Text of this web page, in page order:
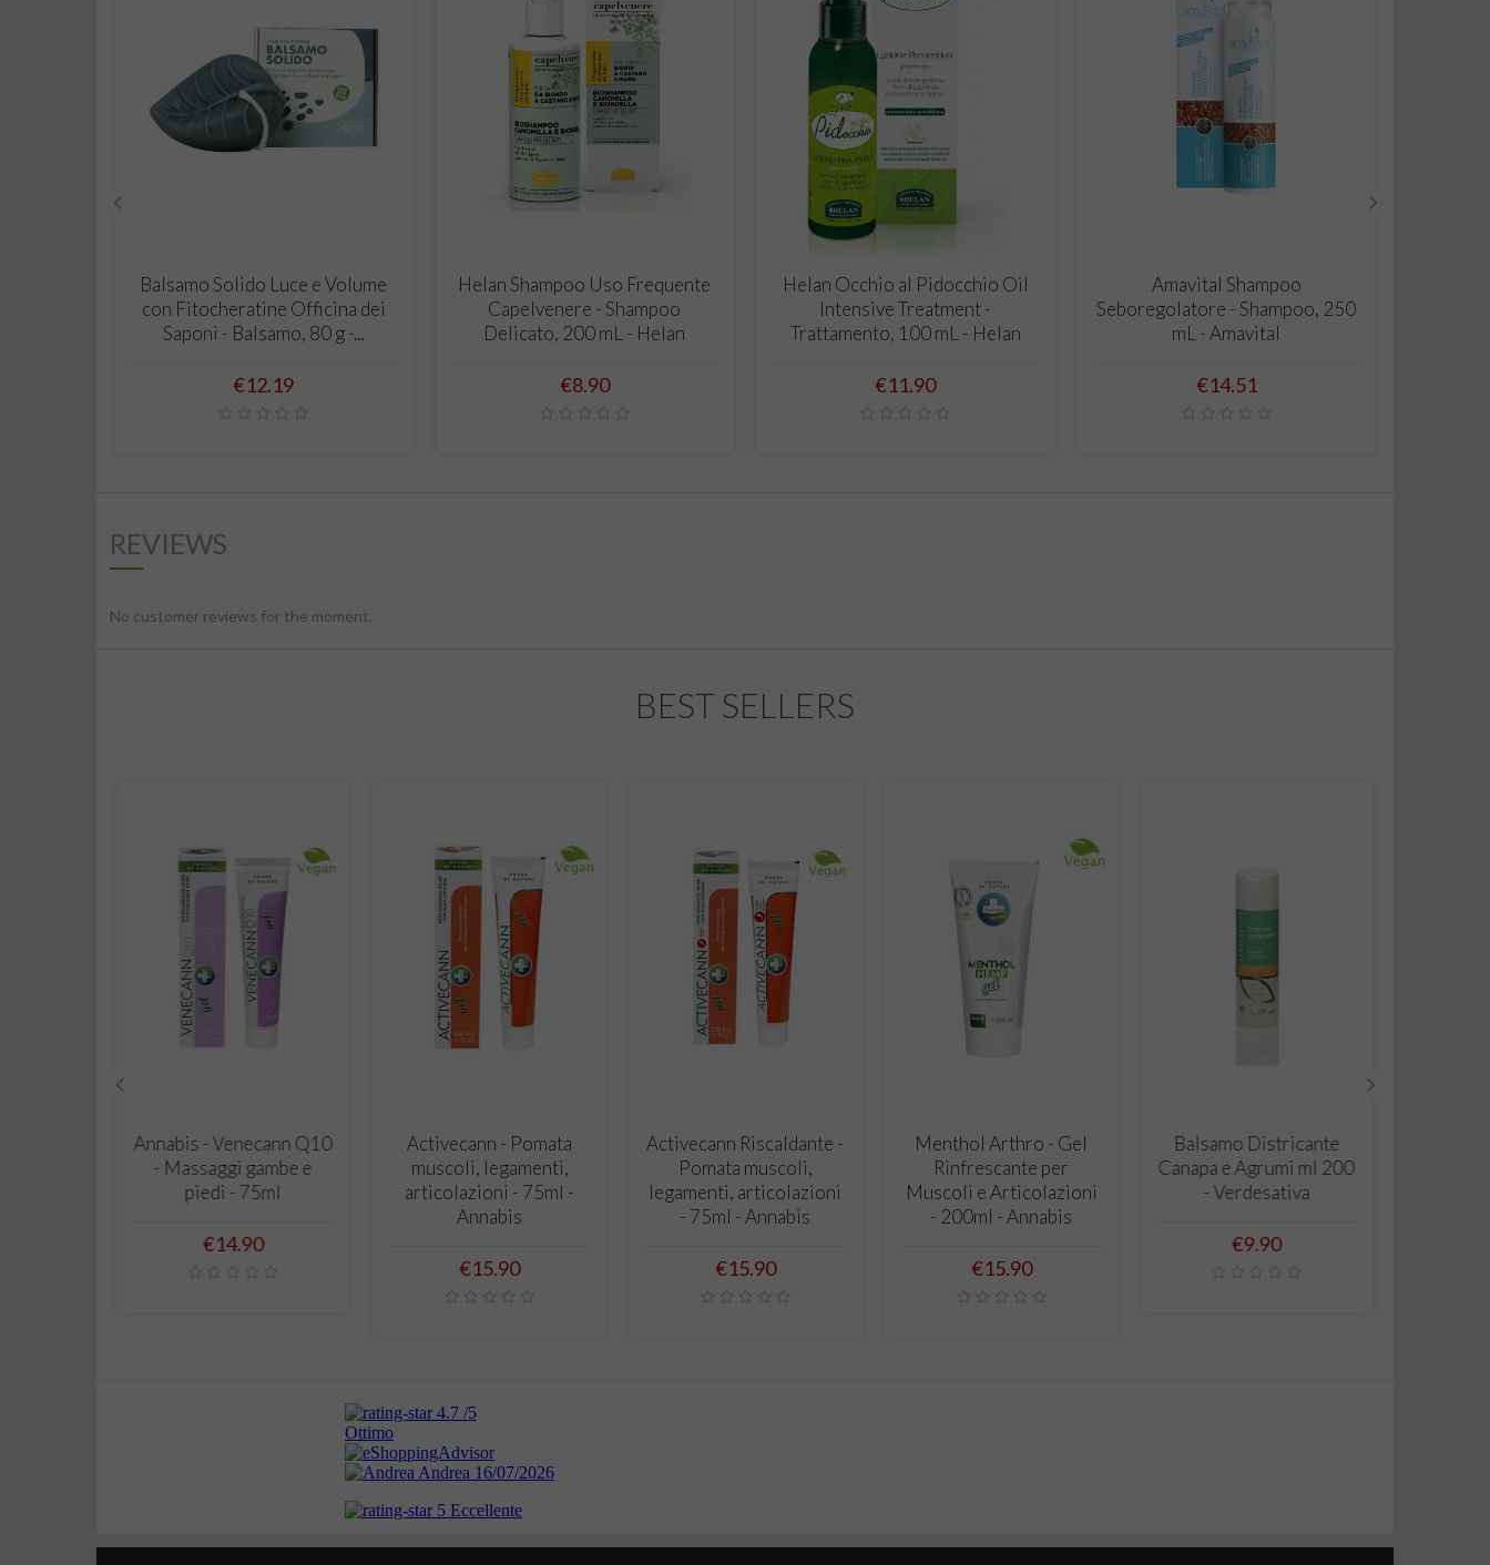
ADD TO CART
Balsamo Solido Luce e Volume
con Fitocheratine Officina dei
Saponi - Balsamo, 80 g -...
Price
€12.19
ADD TO CART
Helan Shampoo Uso Frequente
Capelvenere - Shampoo
Delicato, 200 mL - Helan
Price
€8.90
ADD TO CART
Helan Occhio al Pidocchio Oil
Intensive Treatment -
Trattamento, 100 mL - Helan
Price
€11.90
ADD TO CART
Amavital Shampoo
Seboregolatore - Shampoo, 250
mL - Amavital
Price
€14.51
REVIEWS
No customer reviews for the moment.
BEST SELLERS
ADD TO CART
Annabis - Venecann Q10
- Massaggi gambe e
piedi - 75ml
Price
€14.90
ADD TO CART
Activecann - Pomata
muscoli, legamenti,
articolazioni - 75ml -
Annabis
Price
€15.90
ADD TO CART
Activecann Riscaldante -
Pomata muscoli,
legamenti, articolazioni
- 75ml - Annabis
Price
€15.90
ADD TO CART
Menthol Arthro - Gel
Rinfrescante per
Muscoli e Articolazioni
- 200ml - Annabis
Price
€15.90
ADD TO CART
Balsamo Districante
Canapa e Agrumi ml 200
- Verdesativa
Price
€9.90